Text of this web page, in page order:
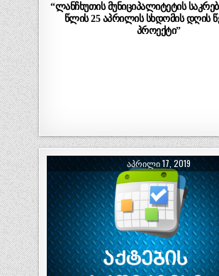
“ლანჩხუთის მუნიციპალიტეტის
წლის 25 აპრილის სხდომის დღის
პროექტი”
ᲐᲞᲠᲘᲚᲘ 17, 2019